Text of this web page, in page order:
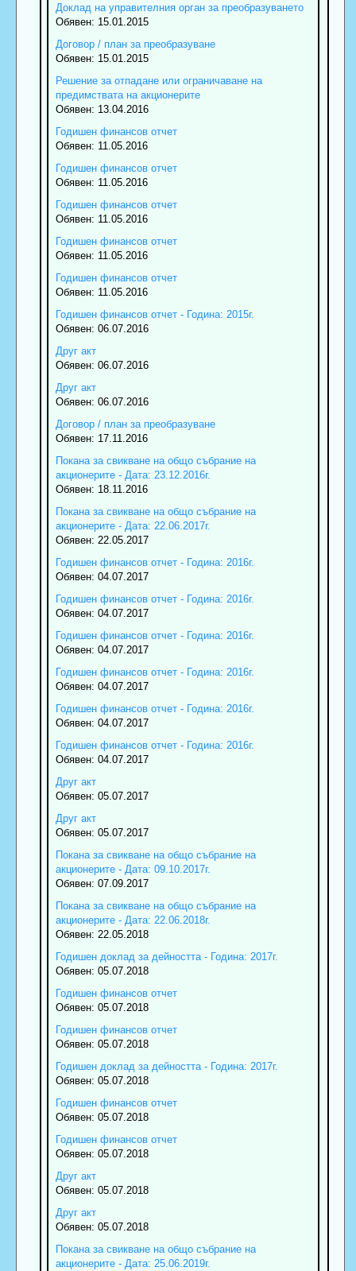
Доклад на управителния орган за преобразуването
Обявен: 15.01.2015
Договор / план за преобразуване
Обявен: 15.01.2015
Решение за отпадане или ограничаване на
предимствата на акционерите
Обявен: 13.04.2016
Годишен финансов отчет
Обявен: 11.05.2016
Годишен финансов отчет
Обявен: 11.05.2016
Годишен финансов отчет
Обявен: 11.05.2016
Годишен финансов отчет
Обявен: 11.05.2016
Годишен финансов отчет
Обявен: 11.05.2016
Годишен финансов отчет - Година: 2015г.
Обявен: 06.07.2016
Друг акт
Обявен: 06.07.2016
Друг акт
Обявен: 06.07.2016
Договор / план за преобразуване
Обявен: 17.11.2016
Покана за свикване на общо събрание на
акционерите - Дата: 23.12.2016г.
Обявен: 18.11.2016
Покана за свикване на общо събрание на
акционерите - Дата: 22.06.2017г.
Обявен: 22.05.2017
Годишен финансов отчет - Година: 2016г.
Обявен: 04.07.2017
Годишен финансов отчет - Година: 2016г.
Обявен: 04.07.2017
Годишен финансов отчет - Година: 2016г.
Обявен: 04.07.2017
Годишен финансов отчет - Година: 2016г.
Обявен: 04.07.2017
Годишен финансов отчет - Година: 2016г.
Обявен: 04.07.2017
Годишен финансов отчет - Година: 2016г.
Обявен: 04.07.2017
Друг акт
Обявен: 05.07.2017
Друг акт
Обявен: 05.07.2017
Покана за свикване на общо събрание на
акционерите - Дата: 09.10.2017г.
Обявен: 07.09.2017
Покана за свикване на общо събрание на
акционерите - Дата: 22.06.2018г.
Обявен: 22.05.2018
Годишен доклад за дейността - Година: 2017г.
Обявен: 05.07.2018
Годишен финансов отчет
Обявен: 05.07.2018
Годишен финансов отчет
Обявен: 05.07.2018
Годишен доклад за дейността - Година: 2017г.
Обявен: 05.07.2018
Годишен финансов отчет
Обявен: 05.07.2018
Годишен финансов отчет
Обявен: 05.07.2018
Друг акт
Обявен: 05.07.2018
Друг акт
Обявен: 05.07.2018
Покана за свикване на общо събрание на
акционерите - Дата: 25.06.2019г.